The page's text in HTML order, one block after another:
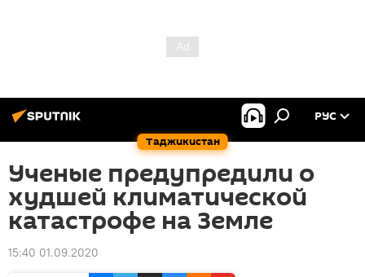
Таджикистан
РУС
Ученые предупредили о
худшей климатической
катастрофе на Земле
15:40 01.09.2020